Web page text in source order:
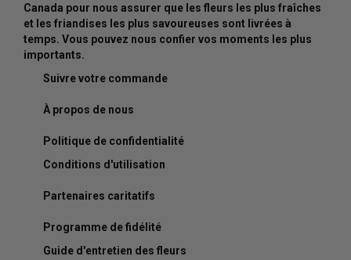
Canada pour nous assurer que les fleurs les plus fraîches
et les friandises les plus savoureuses sont livrées à
temps. Vous pouvez nous confier vos moments les plus
importants.
Suivre votre commande
À propos de nous
Politique de confidentialité
Conditions d'utilisation
Partenaires caritatifs
Programme de fidélité
Guide d'entretien des fleurs